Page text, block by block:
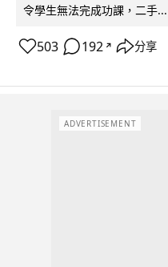
令學生無法完成功課，二手...
503 192 ↗ 分享
ADVERTISEMENT